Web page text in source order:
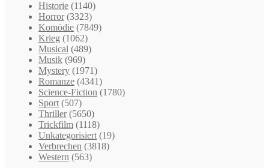
Historie (1140)
Horror (3323)
Komödie (7849)
Krieg (1062)
Musical (489)
Musik (969)
Mystery (1971)
Romanze (4341)
Science-Fiction (1780)
Sport (507)
Thriller (5650)
Trickfilm (1118)
Unkategorisiert (19)
Verbrechen (3818)
Western (563)